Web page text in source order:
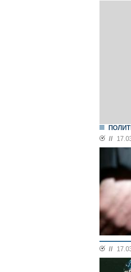
//
//